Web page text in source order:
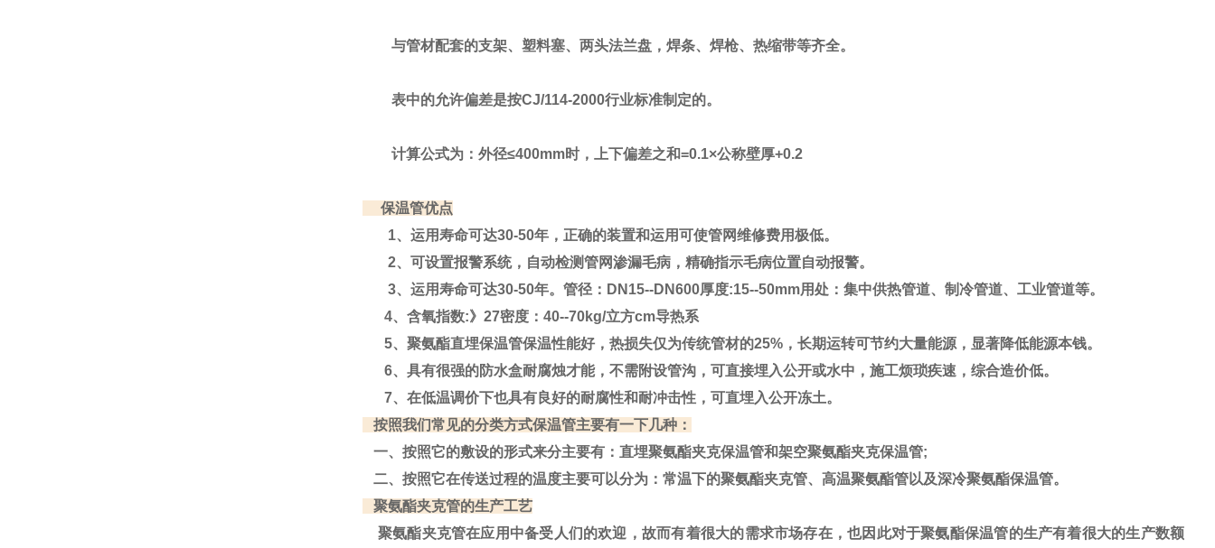
与管材配套的支架、塑料塞、两头法兰盘，焊条、焊枪、热缩带等齐全。
表中的允许偏差是按CJ/114-2000行业标准制定的。
计算公式为：外径≤400mm时，上下偏差之和=0.1×公称壁厚+0.2
保温管优点
1、运用寿命可达30-50年，正确的装置和运用可使管网维修费用极低。
2、可设置报警系统，自动检测管网渗漏毛病，精确指示毛病位置自动报警。
3、运用寿命可达30-50年。管径：DN15--DN600厚度:15--50mm用处：集中供热管道、制冷管道、工业管道等。
4、含氧指数:》27密度：40--70kg/立方cm导热系
5、聚氨酯直埋保温管保温性能好，热损失仅为传统管材的25%，长期运转可节约大量能源，显著降低能源本钱。
6、具有很强的防水盒耐腐烛才能，不需附设管沟，可直接埋入公开或水中，施工烦琐疾速，综合造价低。
7、在低温调价下也具有良好的耐腐性和耐冲击性，可直埋入公开冻土。
按照我们常见的分类方式保温管主要有一下几种：
一、按照它的敷设的形式来分主要有：直埋聚氨酯夹克保温管和架空聚氨酯夹克保温管;
二、按照它在传送过程的温度主要可以分为：常温下的聚氨酯夹克管、高温聚氨酯管以及深冷聚氨酯保温管。
聚氨酯夹克管的生产工艺
聚氨酯夹克管在应用中备受人们的欢迎，故而有着很大的需求市场存在，也因此对于聚氨酯保温管的生产有着很大的生产数额